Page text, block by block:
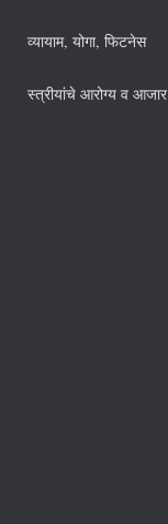
व्यायाम, योगा, फिटनेस
स्त्रीयांचे आरोग्य व आजार